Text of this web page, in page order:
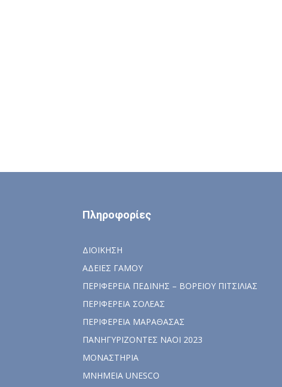
Πληροφορίες
ΔΙΟΙΚΗΣΗ
ΑΔΕΙΕΣ ΓΑΜΟΥ
ΠΕΡΙΦΕΡΕΙΑ ΠΕΔΙΝΗΣ – ΒΟΡΕΙΟΥ ΠΙΤΣΙΛΙΑΣ
ΠΕΡΙΦΕΡΕΙΑ ΣΟΛΕΑΣ
ΠΕΡΙΦΕΡΕΙΑ ΜΑΡΑΘΑΣΑΣ
ΠΑΝΗΓΥΡΙΖΟΝΤΕΣ ΝΑΟΙ 2023
ΜΟΝΑΣΤΗΡΙΑ
ΜΝΗΜΕΙΑ UNESCO